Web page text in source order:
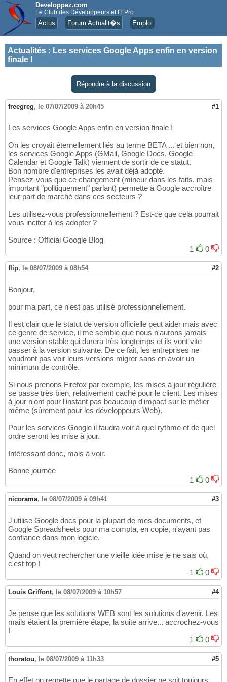
Developpez.com
Le Club des Développeurs et IT Pro
Actus Forum Actualit�s Emploi
Actualités : Les services Google Apps enfin en version
finale !
Répondre à la discussion
freegreg, le 07/07/2009 à 20h45 #1
Les services Google Apps enfin en version finale !
On les croyait éternellement liés au terme BETA ... et bien non,
les services Google Apps (GMail, Google Docs, Google
Calendar et Google Talk) viennent de sortir de ce statut.
Bon nombre d'entreprises les avait déjà adopté.
Pensez-vous que ce changement (mineur dans les faits, mais
important "politiquement" parlant) permette à Google accroître
leur part de marché dans ces secteurs ?
Les utilisez-vous professionnellement ? Est-ce que cela pourrait
vous inciter à les adopter ?
Source : Official Google Blog
1
0
flip, le 08/07/2009 à 08h54 #2
Bonjour,
pour ma part, ce n'est pas utilisé professionnellement.
Il est clair que le statut de version officielle peut aider mais avec
ce genre de service, il me semble que nous n'aurons jamais
une version stable qui durera très longtemps et ils vont vite
passer à la version suivante. De ce fait, les entreprises ne
voudront pas voir leurs versions migrer sans en avoir un
minimum de contrôle.
Si nous prenons Firefox par exemple, les mises à jour régulière
se passe très bien, relativement caché pour le client. Les mises
à jour n'ont pour l'instant pas beaucoup d'impact sur le métier
même (sûrement pour les développeurs Web).
Pour les services Google il faudra voir à quel rythme et de quel
ordre seront les mise à jour.
Intéressant donc, mais à voir.
Bonne journée
1
0
nicorama, le 08/07/2009 à 09h41 #3
J'utilise Google docs pour la plupart de mes documents, et
Google Spreadsheets pour ma compta, en copie, n'ayant pas
confiance dans mon logicie.
Quand on veut rechercher une vieille idée mise je ne sais où,
c'est top !
1
0
Louis Griffont, le 08/07/2009 à 10h57 #4
Je pense que les solutions WEB sont les solutions d'avenir. Les
mails étaient la première étape, la suite arrive... accrochez-vous
!
1
0
thoratou, le 08/07/2009 à 11h33 #5